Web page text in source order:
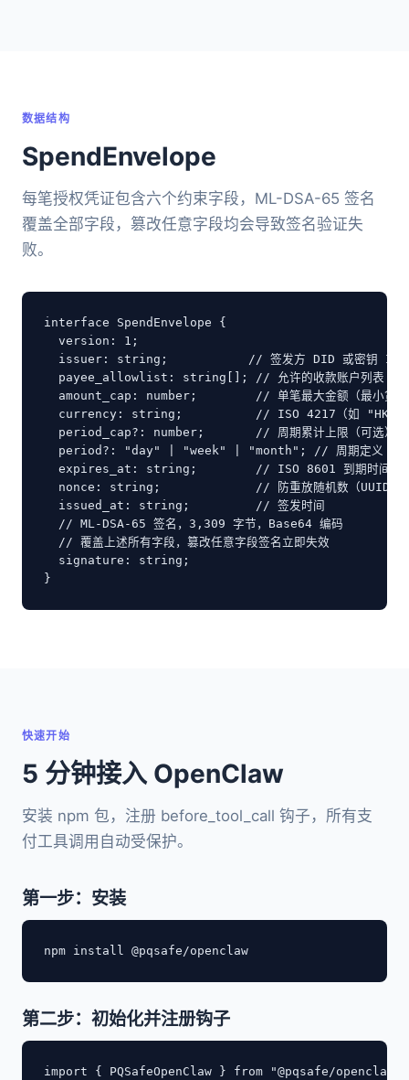
数据结构
SpendEnvelope
每笔授权凭证包含六个约束字段，ML-DSA-65 签名
覆盖全部字段，篡改任意字段均会导致签名验证失
败。
interface SpendEnvelope {
  version: 1;
  issuer: string;           // 签发方 DID 或密钥 ID
  payee_allowlist: string[]; // 允许的收款账户列表
amount_cap: number;        // 单笔最大金额（最小货币
currency: string;          // ISO 4217（如 "HKD"
  period_cap?: number;       // 周期累计上限（可选）
  period?: "day" | "week" | "month"; // 周期定义
  expires_at: string;        // ISO 8601 到期时间
nonce: string;             // 防重放随机数（UUID
  issued_at: string;         // 签发时间
  // ML-DSA-65 签名，3,309 字节，Base64 编码
  // 覆盖上述所有字段，篡改任意字段签名立即失效
  signature: string;
}
快速开始
5 分钟接入 OpenClaw
安装 npm 包，注册 before_tool_call 钩子，所有支
付工具调用自动受保护。
第一步：安装
npm install @pqsafe/openclaw
第二步：初始化并注册钩子
import { PQSafeOpenClaw } from "@pqsafe/openclaw";